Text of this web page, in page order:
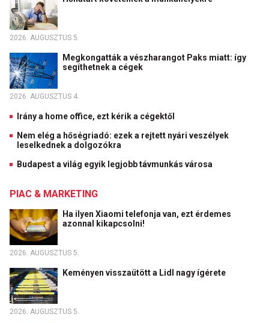
2026. AUGUSZTUS 5.
Megkongatták a vészharangot Paks miatt: így
segíthetnek a cégek
2026. AUGUSZTUS 4.
Irány a home office, ezt kérik a cégektől
Nem elég a hőségriadó: ezek a rejtett nyári veszélyek
leselkednek a dolgozókra
Budapest a világ egyik legjobb távmunkás városa
PIAC & MARKETING
Ha ilyen Xiaomi telefonja van, ezt érdemes
azonnal kikapcsolni!
2026. AUGUSZTUS 5.
Keményen visszaütött a Lidl nagy ígérete
2026. AUGUSZTUS 5.